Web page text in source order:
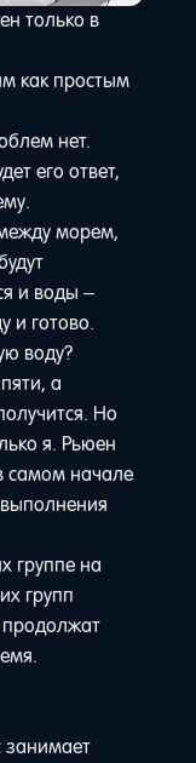
только в
как простым
нет.
его ответ,
морем,
и воды –
и готово.
воду?
а
Но
я. Рьюен
самом начале
группе на
групп
продолжат
занимает